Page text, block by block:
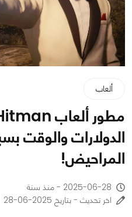
ألعاب
الدولارات والوقت
المراحيض!
2025-06-28 - منذ سنة
اخر تحديث - بتاريخ 2025-06-28